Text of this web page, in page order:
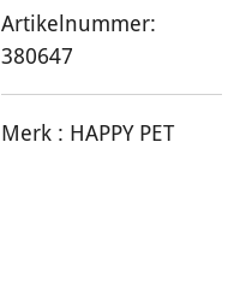
Artikelnummer:
380647
Merk : HAPPY PET